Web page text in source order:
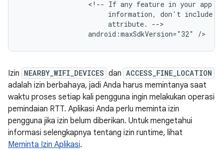
<!-- If any feature in your app
information,
don't include
attribute.
android:maxSdkVersion="32"
Izin NEARBY_WIFI_DEVICES dan ACCESS_FINE_LOCATION
adalah izin berbahaya, jadi Anda harus memintanya saat
waktu proses setiap kali pengguna ingin melakukan operasi
pemindaian RTT. Aplikasi Anda perlu meminta izin
pengguna jika izin belum diberikan. Untuk mengetahui
informasi selengkapnya tentang izin runtime, lihat
Meminta Izin Aplikasi.